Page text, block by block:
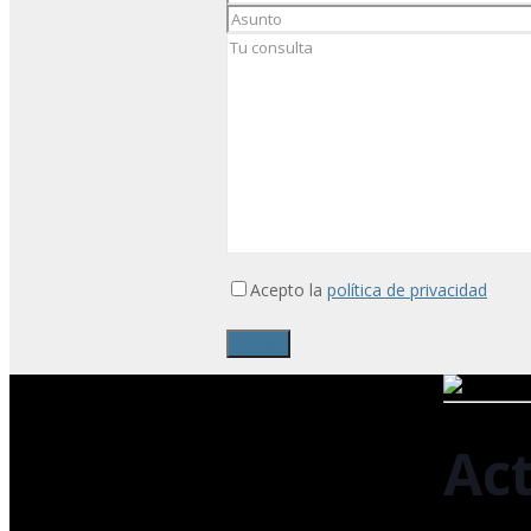
Acepto la política de privacidad